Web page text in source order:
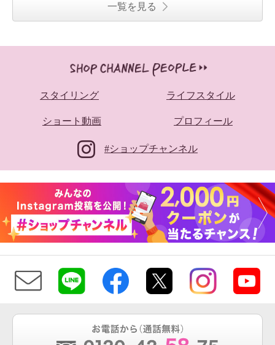
一覧を見る
スタイリング ライフスタイル
ショート動画 プロフィール
#ショップチャンネル